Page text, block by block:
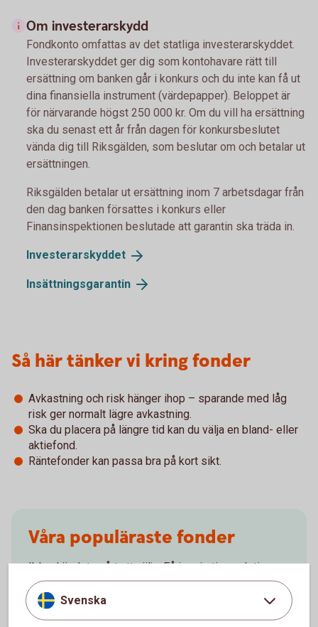
Om investerarskydd
Fondkonto omfattas av det statliga investerarskyddet.
Investerarskyddet ger dig som kontohavare rätt till
ersättning om banken går i konkurs och du inte kan få ut
dina finansiella instrument (värdepapper). Beloppet är
för närvarande högst 250 000 kr. Om du vill ha ersättning
ska du senast ett år från dagen för konkursbeslutet
vända dig till Riksgälden, som beslutar om och betalar ut
ersättningen.
Riksgälden betalar ut ersättning inom 7 arbetsdagar från
den dag banken försattes i konkurs eller
Finansinspektionen beslutade att garantin ska träda in.
Investerarskyddet
Insättningsgarantin
Så här tänker vi kring fonder
Avkastning och risk hänger ihop – sparande med låg
risk ger normalt lägre avkastning.
Ska du placera på längre tid kan du välja en bland- eller
aktiefond.
Räntefonder kan passa bra på kort sikt.
Våra populäraste fonder
Ibland är det svårt att välja. Få inspiration och tips.
Fondinspiration
Svenska